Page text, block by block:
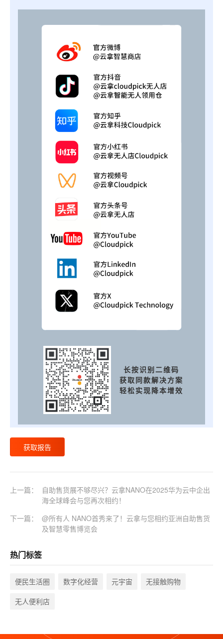
长按识别二维码
获取同款解决方案
轻松实现降本增效
获取报告
上一篇：
自助售货展不够尽兴？云拿NANO在2025华为云中企出
海全球峰会与您再次相约！
下一篇：
@所有人 NANO首秀来了！云拿与您相约亚洲自助售货
及智慧零售博览会
热门标签
便民生活圈 数字化经营 元宇宙
无接触购物
无人便利店